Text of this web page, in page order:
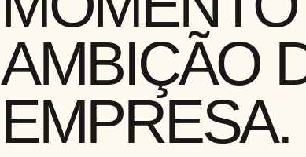
AMBIÇÃO
EMPRESA.